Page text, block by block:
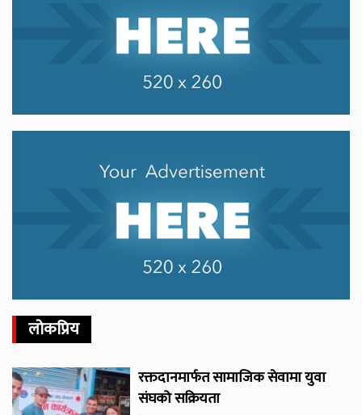
लोकप्रिय
रक्तदानमार्फत सामाजिक सेवामा युवा
संघको सक्रियता